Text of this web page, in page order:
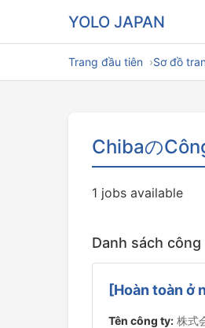
YOLO JAPAN
Trang đầu tiên Sơ đồ
Chibaの
1 jobs available
Danh sách công
[Hoàn toàn ở
Tên công ty: 株式